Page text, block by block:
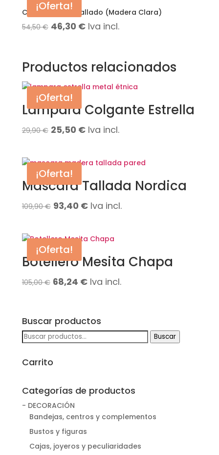
¡Oferta!
Cuenco Étnico Tallado (Madera Clara)
54,50€ El
era:
54,50 €.
46,30 €El
es:
46,30 €.
Iva incl.
Productos relacionados
¡Oferta!
Lámpara Colgante Estrella
29,90€ El
original
era:
29,90 €.
25,50 €El
actual
25,50 €.
Iva incl.
¡Oferta!
Mascara Tallada Nordica
109,90€ El
original
era:
109,90 €.
93,40 €El
actual
93,40 €.
Iva incl.
¡Oferta!
Botellero Mesita Chapa
105,00€ El
era:
105,00 €.
68,24 €El
es:
68,24 €.
Iva incl.
Buscar productos
Buscar
por:
Buscar
Carrito
Categorías de productos
- DECORACIÓN
Bandejas, centros y complementos
Bustos y figuras
Cajas, joyeros y peculiaridades